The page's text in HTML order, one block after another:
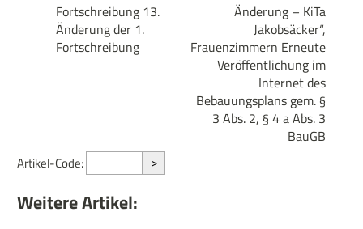
Fortschreibung 13.
Änderung der 1.
Fortschreibung
Änderung – KiTa
Jakobsäcker“,
Frauenzimmern Erneute
Veröffentlichung im
Internet des
Bebauungsplans gem. §
3 Abs. 2, § 4 a Abs. 3
BauGB
Artikel-Code: >
Weitere Artikel: